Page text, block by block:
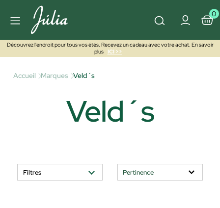
0
Découvrez l'endroit pour tous vos étés. Recevez un cadeau avec votre achat. En savoir
plus
ICI >>
Accueil Marques Veld´s
Veld´s
Filtres